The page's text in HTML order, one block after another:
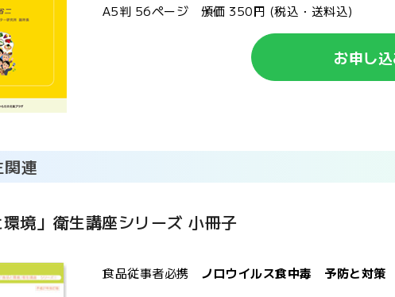
A5判 56ページ 頒価 350円 (税込・送料込)
お申し
連
境」衛生講座シリーズ 小冊子
食品従事者必携 ノロウイルス食中毒 予防と対策